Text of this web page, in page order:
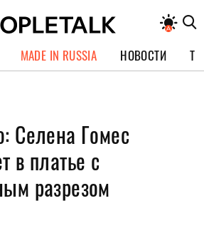
MADE IN RUSSIA НОВОСТИ
Селена Гомес
в платье с
разрезом